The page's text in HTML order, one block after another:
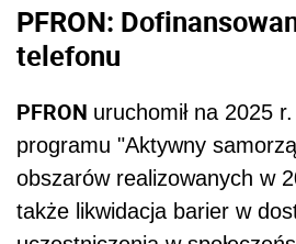
PFRON:
telefonu
PFRON uruchomił na 2025
programu "Aktywny
obszarów realizowanych w
także likwidacja barier w